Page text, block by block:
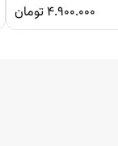
۴.۹۰۰.۰۰۰ تومان